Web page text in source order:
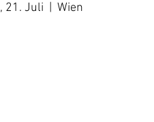
21. Juli
  |
Wien